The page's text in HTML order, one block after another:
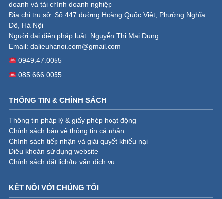
doanh và tài chính doanh nghiệp
Địa chỉ trụ sở: Số 447 đường Hoàng Quốc Việt, Phường Nghĩa
Đô, Hà Nội
Người đại diện pháp luật: Nguyễn Thị Mai Dung
Email: dalieuhanoi.com@gmail.com
0949.47.0055
085.666.0055
THÔNG TIN & CHÍNH SÁCH
Thông tin pháp lý & giấy phép hoạt động
Chính sách bảo vệ thông tin cá nhân
Chính sách tiếp nhận và giải quyết khiếu nại
Điều khoản sử dụng website
Chính sách đặt lịch/tư vấn dịch vụ
KẾT NỐI VỚI CHÚNG TÔI